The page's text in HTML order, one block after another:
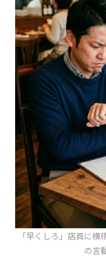
「早くしろ」店員に
の言